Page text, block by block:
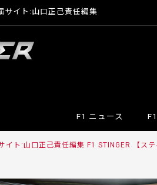
サイト:山口正己責任編集
F1 ニュース
イト:山口正己責任編集 F1 STINGER 【ステ